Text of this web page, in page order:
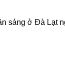
sáng ở Đà Lạt